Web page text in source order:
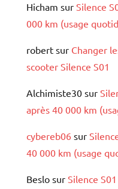
Hicham sur Silence
000 km (usage
robert sur Changer
scooter Silence S01
Alchimiste30 sur
après 40 000 km
cybereb06 sur
40 000 km (usage
Beslo sur Silence